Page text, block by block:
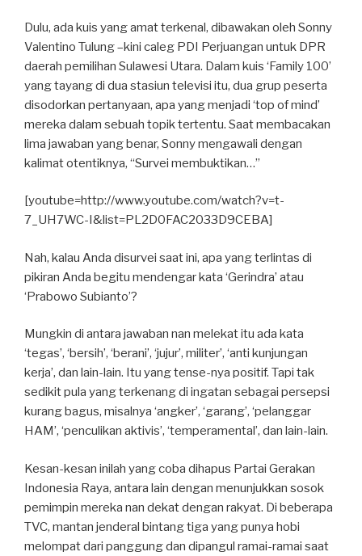
Dulu, ada kuis yang amat terkenal, dibawakan oleh Sonny
Valentino Tulung –kini caleg PDI Perjuangan untuk DPR
daerah pemilihan Sulawesi Utara. Dalam kuis ‘Family 100’
yang tayang di dua stasiun televisi itu, dua grup peserta
disodorkan pertanyaan, apa yang menjadi ‘top of mind’
mereka dalam sebuah topik tertentu. Saat membacakan
lima jawaban yang benar, Sonny mengawali dengan
kalimat otentiknya, “Survei membuktikan…”
[youtube=http://www.youtube.com/watch?v=t-
7_UH7WC-I&list=PL2D0FAC2033D9CEBA]
Nah, kalau Anda disurvei saat ini, apa yang terlintas di
pikiran Anda begitu mendengar kata ‘Gerindra’ atau
‘Prabowo Subianto’?
Mungkin di antara jawaban nan melekat itu ada kata
‘tegas’, ‘bersih’, ‘berani’, ‘jujur’, militer’, ‘anti kunjungan
kerja’, dan lain-lain. Itu yang tense-nya positif. Tapi tak
sedikit pula yang terkenang di ingatan sebagai persepsi
kurang bagus, misalnya ‘angker’, ‘garang’, ‘pelanggar
HAM’, ‘penculikan aktivis’, ‘temperamental’, dan lain-lain.
Kesan-kesan inilah yang coba dihapus Partai Gerakan
Indonesia Raya, antara lain dengan menunjukkan sosok
pemimpin mereka nan dekat dengan rakyat. Di beberapa
TVC, mantan jenderal bintang tiga yang punya hobi
melompat dari panggung dan dipangul ramai-ramai saat